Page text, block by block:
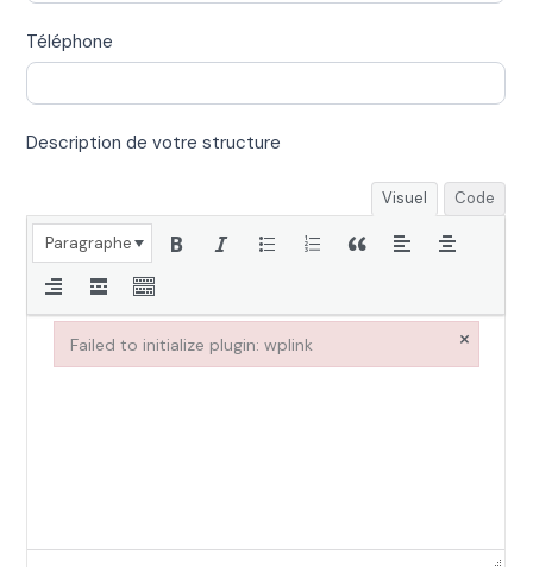
Téléphone
Description de votre structure
Visuel Code
Paragraphe
Failed to initialize plugin: wplink ×
Failed to initialize plugin: wplink